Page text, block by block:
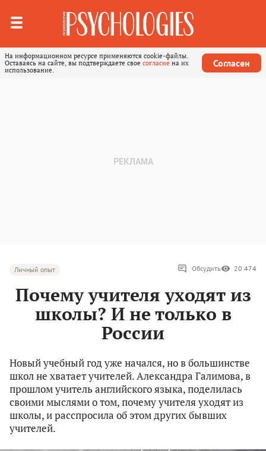
На информационном ресурсе применяются cookie-файлы.
Оставаясь на сайте, вы подтверждаете свое согласие на их
использование.
Согласен
Личный опыт Обсудить 20 474
Почему учителя уходят из
школы? И не только в
России
Новый учебный год уже начался, но в большинстве
школ не хватает учителей. Александра Галимова, в
прошлом учитель английского языка, поделилась
своими мыслями о том, почему учителя уходят из
школы, и расспросила об этом других бывших
учителей.